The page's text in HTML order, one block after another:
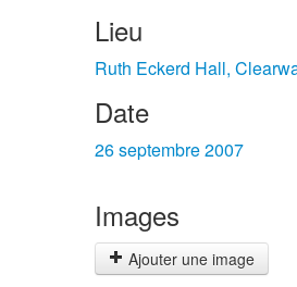
Lieu
Ruth Eckerd Hall,
Date
26 septembre 2007
Images
Ajouter une image